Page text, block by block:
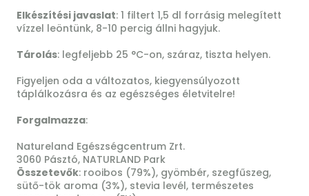
Elkészítési javaslat: 1 filtert 1,5 dl forrásig melegített
vízzel leöntünk, 8-10 percig állni hagyjuk.
Tárolás: legfeljebb 25 °C-on, száraz, tiszta helyen.
Figyeljen oda a változatos, kiegyensúlyozott
táplálkozásra és az egészséges életvitelre!
Forgalmazza:
Natureland Egészségcentrum Zrt.
3060 Pásztó, NATURLAND Park
Összetevők: rooibos (79%), gyömbér, szegfűszeg,
sütő-tök aroma (3%), stevia levél, természetes